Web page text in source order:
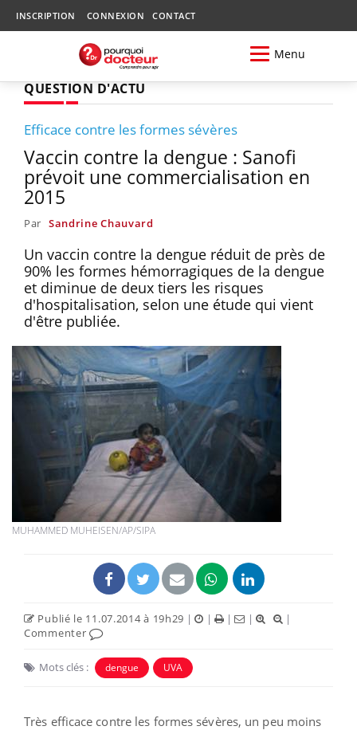
INSCRIPTION CONNEXION CONTACT
Menu
QUESTION D'ACTU
Efficace contre les formes sévères
Vaccin contre la dengue : Sanofi
prévoit une commercialisation en
2015
Par Sandrine Chauvard
Un vaccin contre la dengue réduit de près de
90% les formes hémorragiques de la dengue
et diminue de deux tiers les risques
d'hospitalisation, selon une étude qui vient
d'être publiée.
MUHAMMED MUHEISEN/AP/SIPA
Publié le 11.07.2014 à 19h29 | | | |
|
Commenter
Mots clés : dengue UVA
Très efficace contre les formes sévères, un peu moins